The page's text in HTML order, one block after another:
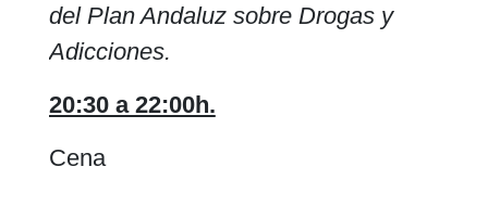
del Plan Andaluz sobre Drogas y
Adicciones.
20:30 a 22:00h.
Cena